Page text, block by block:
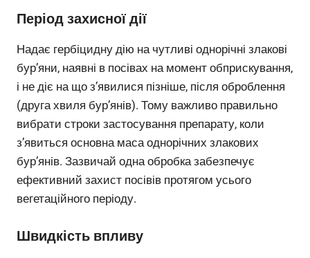
Період захисної дії
Надає гербіцидну дію на чутливі однорічні злакові
бур’яни, наявні в посівах на момент обприскування,
і не діє на що з’явилися пізніше, після оброблення
(друга хвиля бур’янів). Тому важливо правильно
вибрати строки застосування препарату, коли
з’явиться основна маса однорічних злакових
бур’янів. Зазвичай одна обробка забезпечує
ефективний захист посівів протягом усього
вегетаційного періоду.
Швидкість впливу